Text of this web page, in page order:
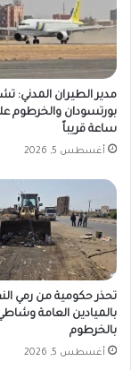
مدير الطيران المدني:
ساعة قريباً
أغسطس 5, 2026
تحذر حكومية من رمي
بالميادين العامة
بالخرطوم
أغسطس 5, 2026